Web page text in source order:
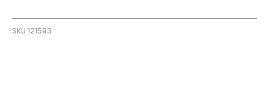
SKU 121593